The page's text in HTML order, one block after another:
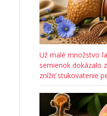
Už malé množstvo
semienok dokázalo
znížiť stukovatenie